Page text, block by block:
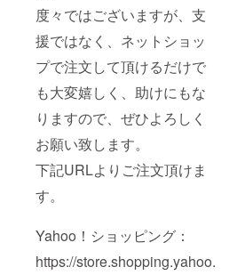
度々ではございますが、支
援ではなく、ネットショッ
プで注文して頂けるだけで
も大変嬉しく、助けにもな
りますので、ぜひよろしく
お願い致します。
下記URLよりご注文頂けま
す。
Yahoo！ショッピング：
https://store.shopping.yahoo.